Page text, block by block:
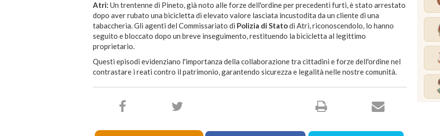
Atri: Un trentenne di Pineto, già noto alle forze dell'ordine per precedenti furti, è stato arrestato
dopo aver rubato una bicicletta di elevato valore lasciata incustodita da un cliente di una
tabaccheria. Gli agenti del Commissariato di Polizia di Statodi Atri, riconoscendolo, lo hanno
seguito e bloccato dopo un breve inseguimento, restituendo la bicicletta al legittimo
proprietario.
Questi episodi evidenziano l'importanza della collaborazione tra cittadini e forze dell'ordine nel
contrastare i reati contro il patrimonio, garantendo sicurezza e legalità nelle nostre comunità.